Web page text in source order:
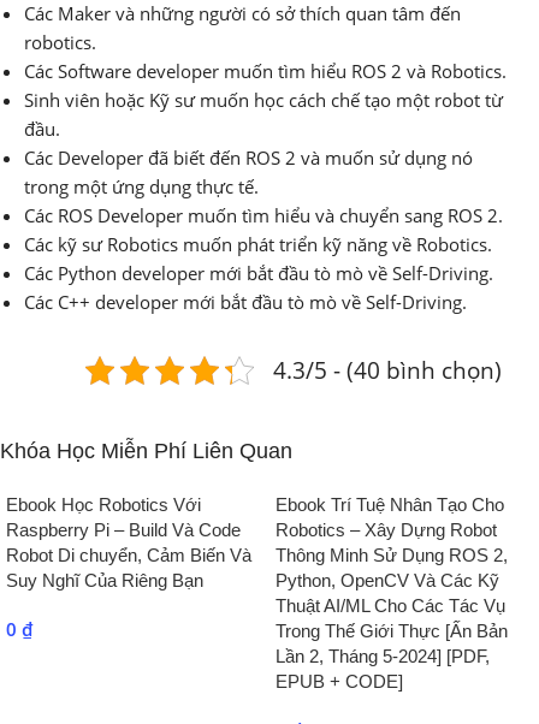
Các Maker và những người có sở thích quan tâm đến
robotics.
Các Software developer muốn tìm hiểu ROS 2 và Robotics.
Sinh viên hoặc Kỹ sư muốn học cách chế tạo một robot từ
đầu.
Các Developer đã biết đến ROS 2 và muốn sử dụng nó
trong một ứng dụng thực tế.
Các ROS Developer muốn tìm hiểu và chuyển sang ROS 2.
Các kỹ sư Robotics muốn phát triển kỹ năng về Robotics.
Các Python developer mới bắt đầu tò mò về Self-Driving.
Các C++ developer mới bắt đầu tò mò về Self-Driving.
4.3/5 - (40 bình chọn)
Khóa Học Miễn Phí Liên Quan
Ebook Học Robotics Với
Raspberry Pi – Build Và Code
Robot Di chuyển, Cảm Biến Và
Suy Nghĩ Của Riêng Bạn
0 ₫
Ebook Trí Tuệ Nhân Tạo Cho
Robotics – Xây Dựng Robot
Thông Minh Sử Dụng ROS 2,
Python, OpenCV Và Các Kỹ
Thuật AI/ML Cho Các Tác Vụ
Trong Thế Giới Thực [Ấn Bản
Lần 2, Tháng 5-2024] [PDF,
EPUB + CODE]